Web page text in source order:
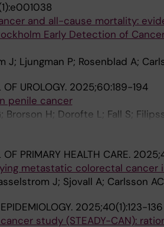
and all-cause mortality:
Early Detection of
J; Ljungman P; Rosenblad A;
UROLOGY. 2025;60:189-194
penile cancer
H; Dorofte L; Fall S;
A-K; Kohestani K;
PRIMARY HEALTH CARE.
metastatic colorectal cancer
J; Sjovall A; Carlsson
2025;40(1):123-136
study (STEADY-CAN):